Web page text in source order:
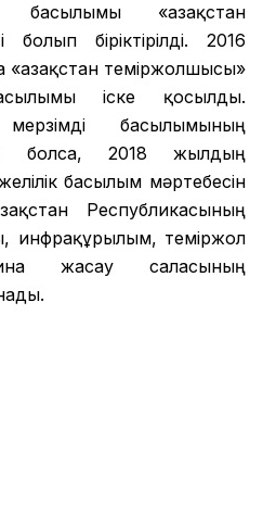
«Қазақстан
біріктірілді. 2016
теміржолшысы»
іске қосылды.
басылымының
болса, 2018 жылдың
басылым мәртебесін
Республикасының
инфрақұрылым, теміржол
жасау саласының